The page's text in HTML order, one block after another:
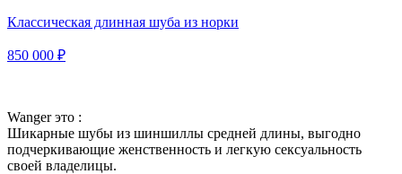
Классическая длинная шуба из норки
850 000 ₽
Wanger это :
Шикарные шубы из шиншиллы средней длины, выгодно
подчеркивающие женственность и легкую сексуальность
своей владелицы.